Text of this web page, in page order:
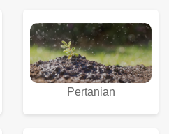
Pertanian